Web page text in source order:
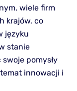
wiele firm
krajów, co
języku
stanie
pomysły
innowacji i